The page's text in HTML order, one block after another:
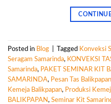
Posted in Blog Tagged Konveksi
Seragam Samarinda, KONVEKSI
Samarinda, PAKET SEMINAR KIT
SAMARINDA, Pesan Tas Balikpapan
Kemeja Balikpapan, Produksi
BALIKPAPAN, Seminar Kit